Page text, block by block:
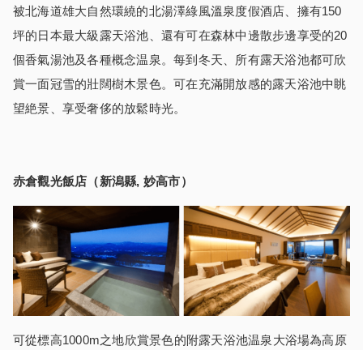
被北海道雄大自然環繞的北湯澤綠風溫泉度假酒店、擁有150
坪的日本最大級露天浴池、還有可在森林中邊散步邊享受的20
個香氣湯池及各種概念温泉。每到冬天、所有露天浴池都可欣
賞一面冠雪的壯闊樹木景色。可在充滿開放感的露天浴池中眺
望絶景、享受奢侈的放鬆時光。
赤倉觀光飯店（新潟縣, 妙高市）
可從標高1000m之地欣賞景色的附露天浴池温泉大浴場為高原